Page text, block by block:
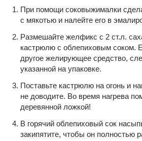
При помощи соковыжималки
с мякотью и налейте его в
Размешайте желфикс с 2 ст.л.
кастрюлю с облепиховым соком.
другое желирующее средство,
указанной на упаковке.
Поставьте кастрюлю на огонь и
не доводите. Во время нагрева
деревянной ложкой!
В горячий облепиховый сок
закипятите, чтобы он полностью